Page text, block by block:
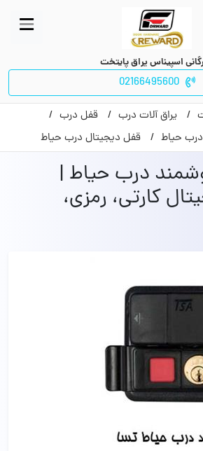
اسپیناس یراق پایتخت
02166495600
یراق آلات درب
قفل درب
حیاط قفل دیجیتال درب حیاط
درب حیاط |
کارتی، رمزی،